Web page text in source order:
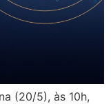
(20/5), às 10h,